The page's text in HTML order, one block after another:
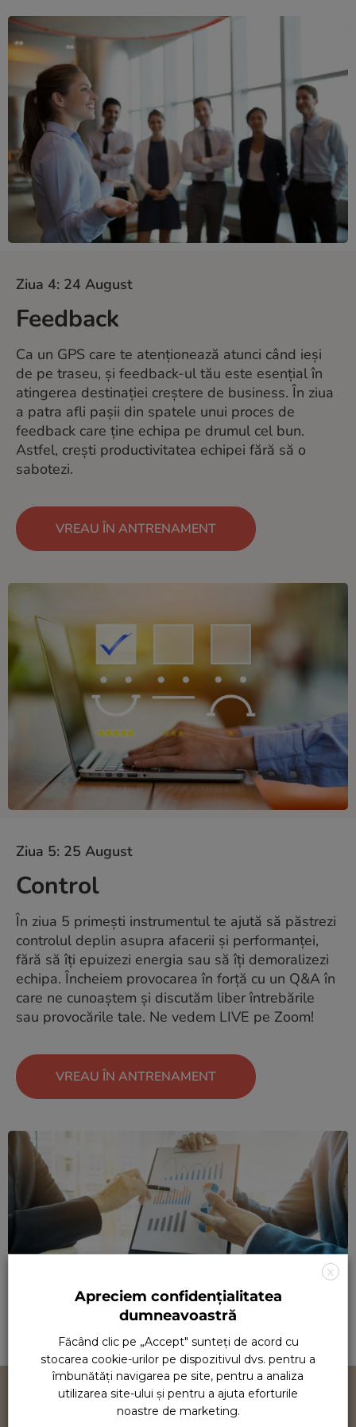
Ziua 4: 24 August
Feedback
Ca un GPS care te atenționează atunci când ieși
de pe traseu, și feedback-ul tău este esențial în
atingerea destinației creștere de business. În ziua
a patra afli pașii din spatele unui proces de
feedback care ține echipa pe drumul cel bun.
Astfel, crești productivitatea echipei fără să o
sabotezi.
VREAU ÎN ANTRENAMENT
Ziua 5: 25 August
Control
În ziua 5 primești instrumentul te ajută să păstrezi
controlul deplin asupra afacerii și performanței,
fără să îți epuizezi energia sau să îți demoralizezi
echipa. Încheiem provocarea în forță cu un Q&A în
care ne cunoaștem și discutăm liber întrebările
sau provocările tale. Ne vedem LIVE pe Zoom!
VREAU ÎN ANTRENAMENT
Accepți provocarea Wise
X
Apreciem confidențialitatea
dumneavoastră
Făcând clic pe „Accept" sunteți de acord cu
stocarea cookie-urilor pe dispozitivul dvs. pentru a
îmbunătăți navigarea pe site, pentru a analiza
utilizarea site-ului și pentru a ajuta eforturile
noastre de marketing.